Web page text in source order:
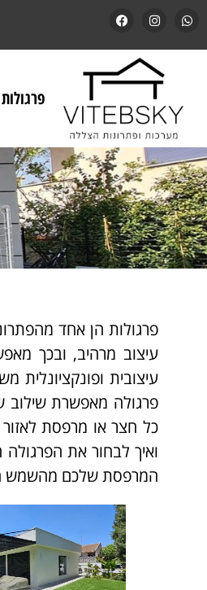
פרגולות הן אחד
עיצוב מרהיב, ובכך
עיצובית ופונקציונלית
פרגולה מאפשרת שילוב
כל חצר או מרפסת לאזור
ואיך לבחור את
המרפסת שלכם מהשמש